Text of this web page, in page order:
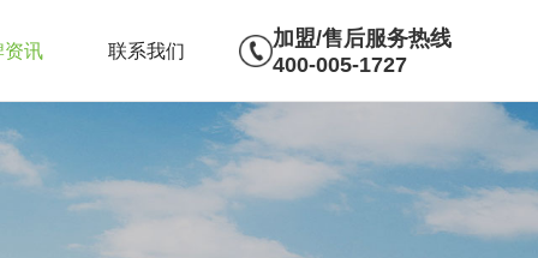
资讯 联系我们
加盟/售后服务热线
400-005-1727